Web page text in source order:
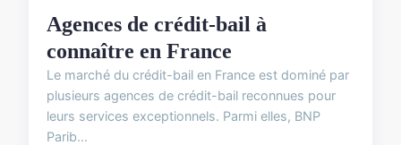
Agences de crédit-bail à
connaître en France
Le marché du crédit-bail en France est dominé par
plusieurs agences de crédit-bail reconnues pour
leurs services exceptionnels. Parmi elles, BNP
Parib...